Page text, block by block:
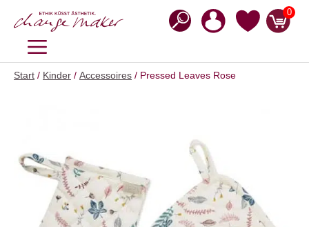
Inhalt
0
MENÜ
Start / Kinder / Accessoires / Pressed Leaves Rose